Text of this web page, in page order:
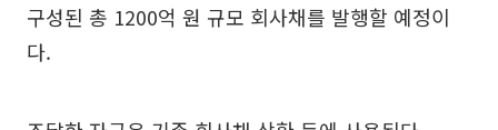
구성된 총 1200억 원 규모 회사채를 발행할 예정이
다.